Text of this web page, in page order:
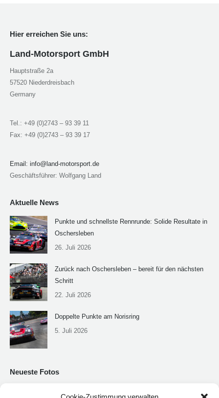
Hier erreichen Sie uns:
Land-Motorsport GmbH
Hauptstraße 2a
57520 Niederdreisbach
Germany
Tel.: +49 (0)2743 – 93 39 11
Fax: +49 (0)2743 – 93 39 17
Email: info@land-motorsport.de
Geschäftsführer: Wolfgang Land
Aktuelle News
Punkte und schnellste Rennrunde: Solide Resultate in
Oschersleben
26. Juli 2026
Zurück nach Oschersleben – bereit für den nächsten
Schritt
22. Juli 2026
Doppelte Punkte am Norisring
5. Juli 2026
Neueste Fotos